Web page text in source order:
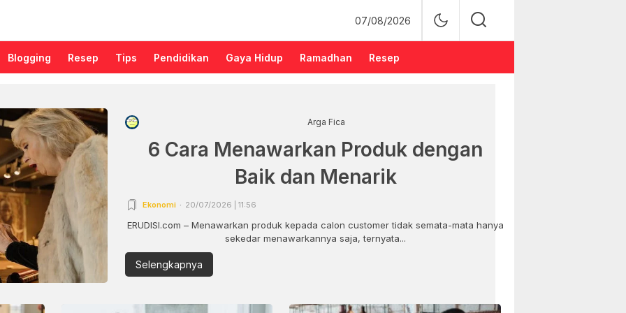
07/08/2026
Blogging Resep Tips Pendidikan Gaya Hidup Ramadhan Resep
Arga Fica
6 Cara Menawarkan Produk dengan
Baik dan Menarik
Ekonomi 20/07/2026 | 11:56
ERUDISI.com – Menawarkan produk kepada calon customer tidak semata-mata hanya
sekedar menawarkannya saja, ternyata...
Selengkapnya